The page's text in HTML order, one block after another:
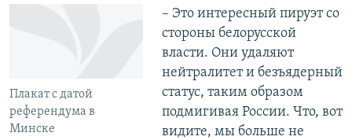
Плакат с датой
референдума в
Минске
– Это интересный пируэт со
стороны белорусской
власти. Они удаляют
нейтралитет и безъядерный
статус, таким образом
подмигивая России. Что, вот
видите, мы больше не